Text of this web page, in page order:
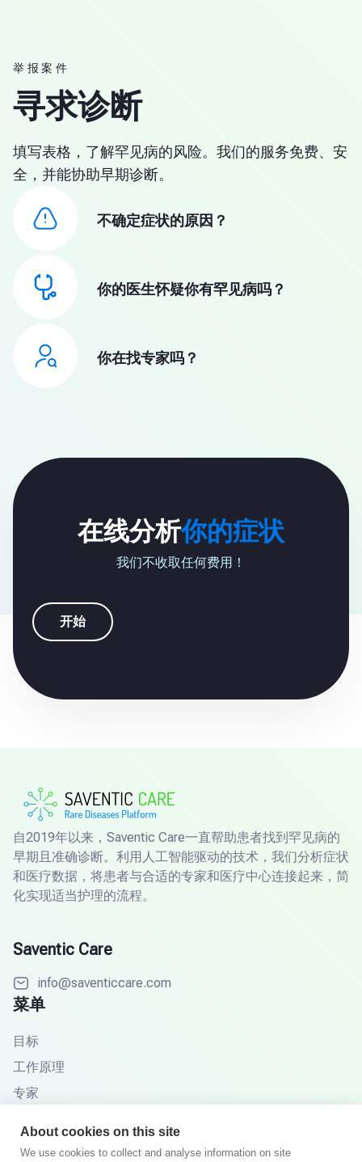
举报案件
寻求诊断
填写表格，了解罕见病的风险。我们的服务免费、安
全，并能协助早期诊断。
不确定症状的原因？
你的医生怀疑你有罕见病吗？
你在找专家吗？
在线分析你的症状
我们不收取任何费用！
开始
自2019年以来，Saventic Care一直帮助患者找到罕见病的
早期且准确诊断。利用人工智能驱动的技术，我们分析症状
和医疗数据，将患者与合适的专家和医疗中心连接起来，简
化实现适当护理的流程。
Saventic Care
info@saventiccare.com
菜单
目标
工作原理
专家
知识库
About cookies on this site
We use cookies to collect and analyse information on site